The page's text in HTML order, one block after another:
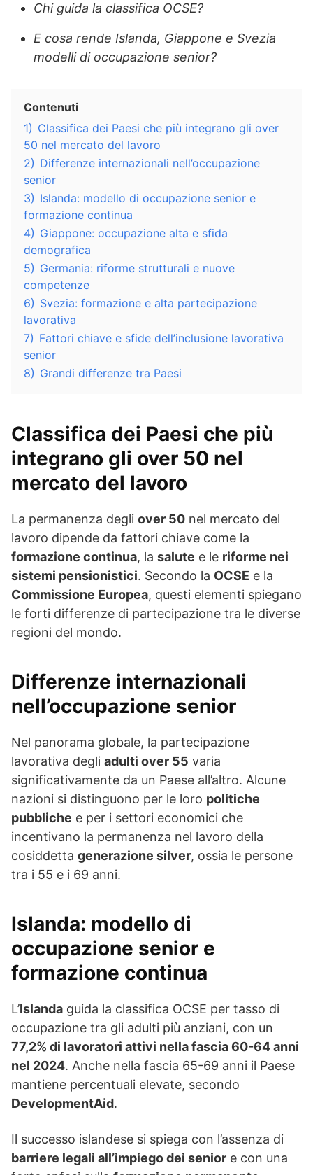
Chi guida la classifica OCSE?
E cosa rende Islanda, Giappone e Svezia
modelli di occupazione senior?
Contenuti
1) Classifica dei Paesi che più integrano gli over
50 nel mercato del lavoro
2) Differenze internazionali nell’occupazione
senior
3) Islanda: modello di occupazione senior e
formazione continua
4) Giappone: occupazione alta e sfida
demografica
5) Germania: riforme strutturali e nuove
competenze
6) Svezia: formazione e alta partecipazione
lavorativa
7) Fattori chiave e sfide dell’inclusione lavorativa
senior
8) Grandi differenze tra Paesi
Classifica dei Paesi che più
integrano gli over 50 nel
mercato del lavoro
La permanenza degli over 50 nel mercato del
lavoro dipende da fattori chiave come la
formazione continua, la salute e le riforme nei
sistemi pensionistici. Secondo la OCSE e la
Commissione Europea, questi elementi spiegano
le forti differenze di partecipazione tra le diverse
regioni del mondo.
Differenze internazionali
nell’occupazione senior
Nel panorama globale, la partecipazione
lavorativa degli adulti over 55 varia
significativamente da un Paese all’altro. Alcune
nazioni si distinguono per le loro politiche
pubbliche e per i settori economici che
incentivano la permanenza nel lavoro della
cosiddetta generazione silver, ossia le persone
tra i 55 e i 69 anni.
Islanda: modello di
occupazione senior e
formazione continua
L’Islanda guida la classifica OCSE per tasso di
occupazione tra gli adulti più anziani, con un
77,2% di lavoratori attivi nella fascia 60-64 anni
nel 2024. Anche nella fascia 65-69 anni il Paese
mantiene percentuali elevate, secondo
DevelopmentAid.
Il successo islandese si spiega con l’assenza di
barriere legali all’impiego dei senior e con una